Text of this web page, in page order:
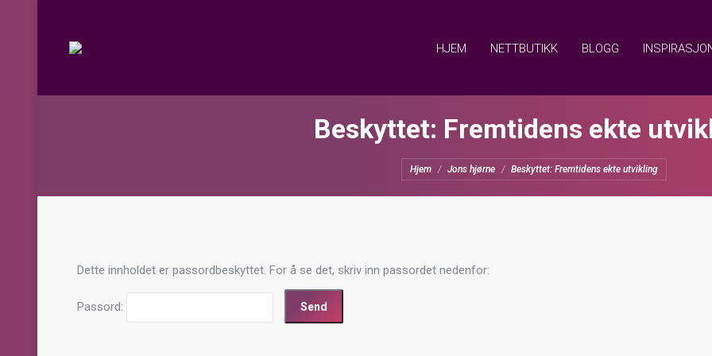
HJEM NETTBUTIKK BLOGG
Beskyttet: Fremtidens ekte
You are here:
Hjem Jons hjørne Beskyttet: Fremtidens ekte utvikling
Dette innholdet er passordbeskyttet. For å se det, skriv inn passordet nedenfor:
Passord: